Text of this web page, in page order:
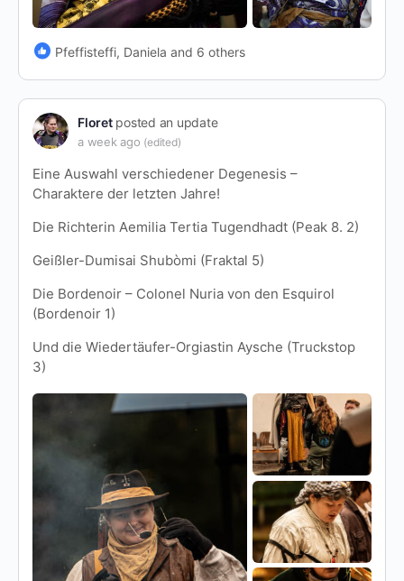
Pfeffisteffi, Daniela and 6 others
Floretposted an update
a week ago (edited)
Eine Auswahl verschiedener Degenesis –
Charaktere der letzten Jahre!
Die Richterin Aemilia Tertia Tugendhadt (Peak 8. 2)
Geißler-Dumisai Shubòmi (Fraktal 5)
Die Bordenoir – Colonel Nuria von den Esquirol
(Bordenoir 1)
Und die Wiedertäufer-Orgiastin Aysche (Truckstop
3)